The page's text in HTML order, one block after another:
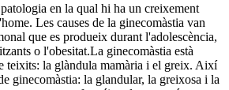
en la qual hi ha un creixement
Les causes de la ginecomàstia van
que es produeix durant l'adolescència,
o l'obesitat.La ginecomàstia està
teixits: la glàndula mamària i el greix. Així
ginecomàstia: la glandular, la greixosa i la